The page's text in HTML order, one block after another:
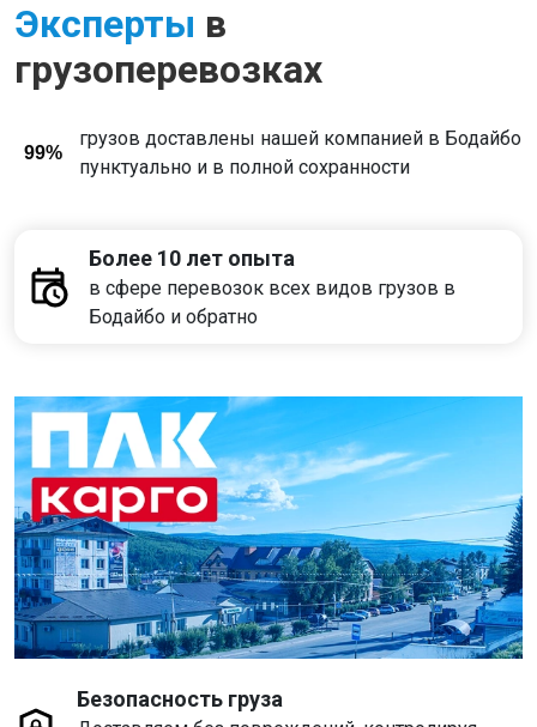
Эксперты в
грузоперевозках
99%
грузов доставлены нашей компанией в Бодайбо
пунктуально и в полной сохранности
Более 10 лет опыта
в сфере перевозок всех видов грузов в
Бодайбо и обратно
Безопасность груза